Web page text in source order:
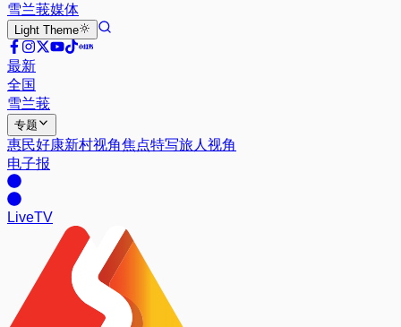
雪兰莪媒体
Light Theme
最新
全国
雪兰莪
专题
惠民好康新村视角焦点特写旅人视角
电子报
LiveTV